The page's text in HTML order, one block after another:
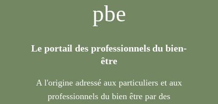
pbe
Le portail des professionnels du bien-
être
A l'origine adressé aux particuliers et aux
professionnels du bien être par des